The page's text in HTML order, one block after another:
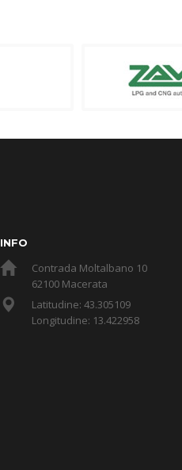
INFO
Contrada Moltalbano 10
62100 Macerata
Latitudine: 43.305109
Longitudine: 13.422958